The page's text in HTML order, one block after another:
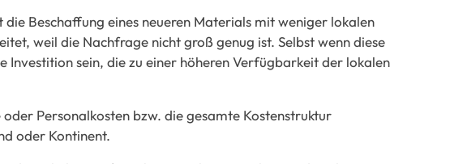
Beschaffung eines neueren Materials mit weniger lokalen
weil die Nachfrage nicht groß genug ist. Selbst wenn diese
sein, die zu einer höheren Verfügbarkeit der lokalen
Personalkosten bzw. die gesamte Kostenstruktur
oder Kontinent.